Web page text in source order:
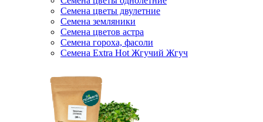
Семена цветы двулетние
Семена земляники
Семена цветов астра
Семена гороха, фасоли
Семена Extra Hot Жгучий Жгуч